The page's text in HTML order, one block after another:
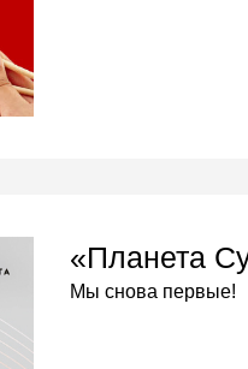
«Планета
Мы снова первые!